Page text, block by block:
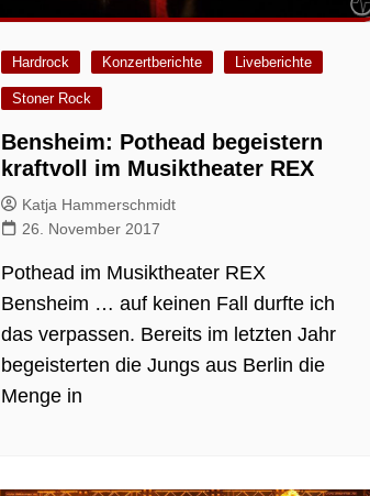
Hardrock Konzertberichte Liveberichte
Stoner Rock
Bensheim: Pothead begeistern
kraftvoll im Musiktheater REX
Katja Hammerschmidt
26. November 2017
Pothead im Musiktheater REX
Bensheim … auf keinen Fall durfte ich
das verpassen. Bereits im letzten Jahr
begeisterten die Jungs aus Berlin die
Menge in